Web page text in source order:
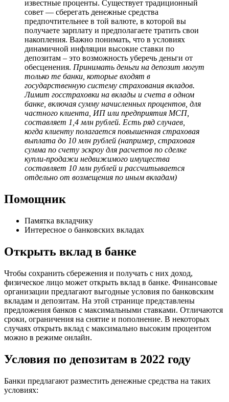
известные проценты. Существует традиционный
совет — сберегать денежные средства
предпочтительнее в той валюте, в которой вы
получаете зарплату и предполагаете тратить свои
накопления. Важно понимать, что в условиях
динамичной инфляции высокие ставки по
депозитам – это возможность уберечь деньги от
обесценения. Принимать деньги на депозит могут
только те банки, которые входят в
государственную систему страхования вкладов.
Лимит госстраховки на вклады и счета в одном
банке, включая сумму начисленных процентов, для
частного клиента, ИП или предприятия МСП,
составляет 1,4 млн рублей. Есть ряд случаев,
когда клиенту полагается повышенная страховая
выплата до 10 млн рублей (например, страховая
сумма по счету эскроу для расчетов по сделке
купли-продажи недвижимого имущества
составляет 10 млн рублей и рассчитывается
отдельно от возмещения по иным вкладам)
Помощник
Памятка вкладчику
Интересное о банковских вкладах
Открыть вклад в банке
Чтобы сохранить сбережения и получать с них доход,
физическое лицо может открыть вклад в банке. Финансовые
организации предлагают выгодные условия по банковским
вкладам и депозитам. На этой странице представлены
предложения банков с максимальными ставками. Отличаются
сроки, ограничения на снятие и пополнение. В некоторых
случаях открыть вклад с максимально высоким процентом
можно в режиме онлайн.
Условия по депозитам в 2022 году
Банки предлагают разместить денежные средства на таких
условиях: